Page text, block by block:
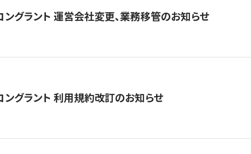
ングラント 運営会社変更、業務移管のお知らせ
ングラント 利用規約改訂のお知らせ